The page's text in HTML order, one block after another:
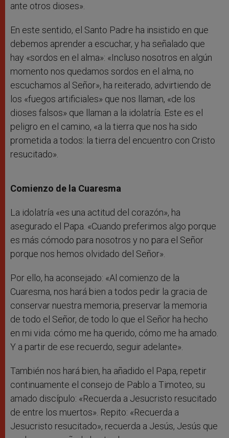
ante otros dioses».
En este sentido, el Santo Padre ha insistido en que
debemos aprender a escuchar, y ha señalado que
hay «sordos en el alma»: «Incluso nosotros en algún
momento nos quedamos sordos en el alma, no
escuchamos al Señor», ha reiterado, advirtiendo de
los «fuegos artificiales» que nos llaman, «de los
dioses falsos» que llaman a la idolatría. Este es el
peligro en el camino, «a la tierra que nos ha sido
prometida a todos: la tierra del encuentro con Cristo
resucitado».
Comienzo de la Cuaresma
La idolatría «es una actitud del corazón», ha
asegurado el Papa. «Cuando preferimos algo porque
es más cómodo para nosotros y no para el Señor
porque nos hemos olvidado del Señor».
Por ello, ha aconsejado: «Al comienzo de la
Cuaresma, nos hará bien a todos pedir la gracia de
conservar nuestra memoria, preservar la memoria
de todo el Señor, de todo lo que el Señor ha hecho
en mi vida: cómo me ha querido, cómo me ha amado.
Y a partir de ese recuerdo, seguir adelante».
También nos hará bien, ha añadido el Papa, repetir
continuamente el consejo de Pablo a Timoteo, su
amado discípulo: «Recuerda a Jesucristo resucitado
de entre los muertos». Repito: «Recuerda a
Jesucristo resucitado», recuerda a Jesús, Jesús que